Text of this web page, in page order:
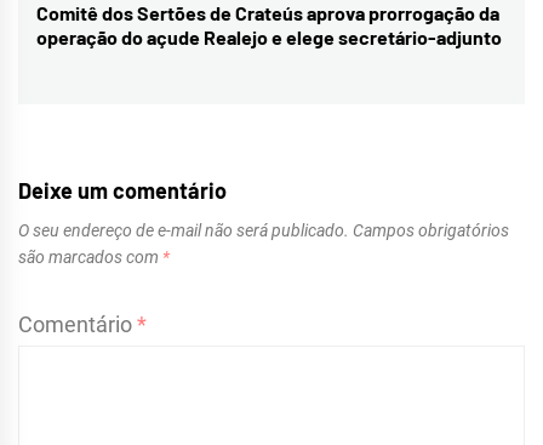
Next
post:
Comitê dos Sertões de Crateús aprova prorrogação da
operação do açude Realejo e elege secretário-adjunto
Deixe um comentário
O seu endereço de e-mail não será publicado. Campos obrigatórios
são marcados com *
Comentário*